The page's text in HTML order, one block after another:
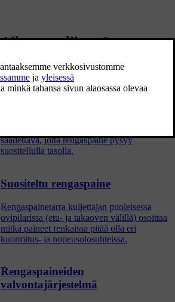
Aiheeseen liittyvät
Rengaspaineiden säätäminen
säädettävä, jotta rengaspaine pysyy
suositellulla tasolla.
Suositeltu rengaspaine
Rengaspainetarra kuljettajan puoleisessa
ovipilarissa (etu- ja takaoven välillä) osoittaa
mitkä paineet renkaissa pitää olla eri
kuormitus- ja nopeusolosuhteissa.
Rengaspaineiden
valvontajärjestelmä